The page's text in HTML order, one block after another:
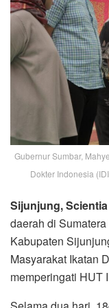
Gubernur Sumbar,
Dokter Indonesia
Sijunjung,
daerah di
Kabupaten
Masyarakat Ikatan
memperingati HUT